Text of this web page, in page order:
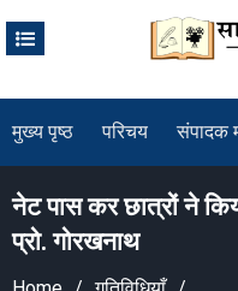
मुख्य पृष्ठ परिचय संपादक
नेट पास कर छात्रों ने
प्रो. गोरखनाथ